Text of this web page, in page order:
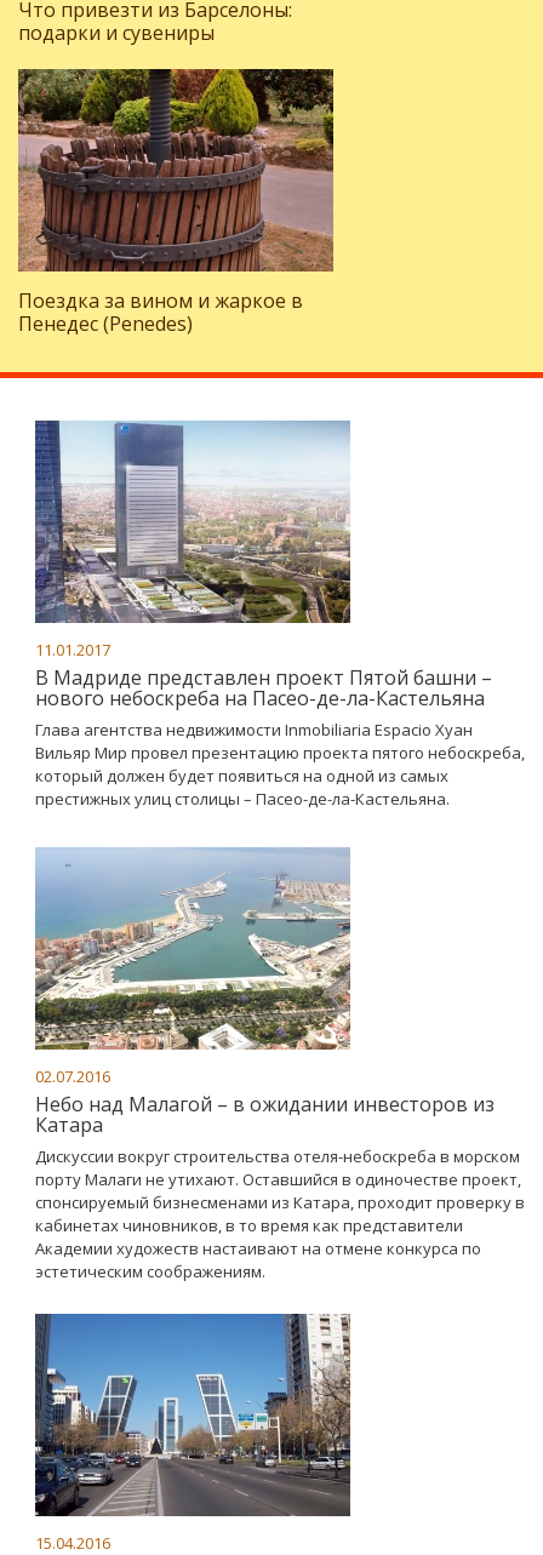
Что привезти из Барселоны:
подарки и сувениры
Поездка за вином и жаркое в
Пенедес (Penedes)
11.01.2017
В Мадриде представлен проект Пятой башни –
нового небоскреба на Пасео-де-ла-Кастельяна
Глава агентства недвижимости Inmobiliaria Espacio Хуан
Вильяр Мир провел презентацию проекта пятого небоскреба,
который должен будет появиться на одной из самых
престижных улиц столицы – Пасео-де-ла-Кастельяна.
02.07.2016
Небо над Малагой – в ожидании инвесторов из
Катара
Дискуссии вокруг строительства отеля-небоскреба в морском
порту Малаги не утихают. Оставшийся в одиночестве проект,
спонсируемый бизнесменами из Катара, проходит проверку в
кабинетах чиновников, в то время как представители
Академии художеств настаивают на отмене конкурса по
эстетическим соображениям.
15.04.2016